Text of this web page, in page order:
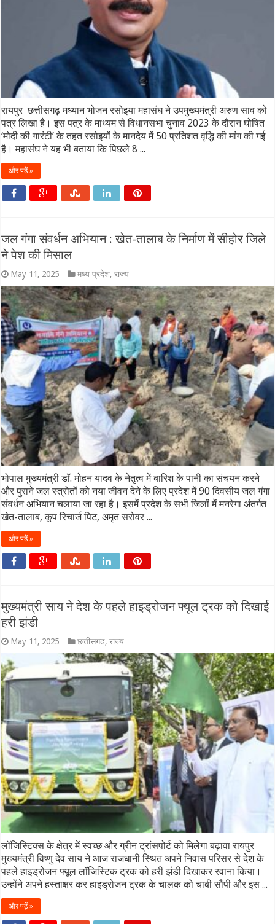
रायपुर छत्तीसगढ़ मध्यान भोजन रसोइया महासंघ ने उपमुख्यमंत्री अरुण साव को
पत्र लिखा है। इस पत्र के माध्यम से विधानसभा चुनाव 2023 के दौरान घोषित
‘मोदी की गारंटी’ के तहत रसोइयों के मानदेय में 50 प्रतिशत वृद्धि की मांग की गई
है। महासंघ ने यह भी बताया कि पिछले 8 ...
और पढ़ें »
जल गंगा संवर्धन अभियान : खेत-तालाब के निर्माण में सीहोर जिले
ने पेश की मिसाल
May 11, 2025 मध्य प्रदेश,राज्य
भोपाल मुख्यमंत्री डॉ. मोहन यादव के नेतृत्व में बारिश के पानी का संचयन करने
और पुराने जल स्त्रोतों को नया जीवन देने के लिए प्रदेश में 90 दिवसीय जल गंगा
संवर्धन अभियान चलाया जा रहा है। इसमें प्रदेश के सभी जिलों में मनरेगा अंतर्गत
खेत-तालाब, कूप रिचार्ज पिट, अमृत सरोवर ...
और पढ़ें »
मुख्यमंत्री साय ने देश के पहले हाइड्रोजन फ्यूल ट्रक को दिखाई
हरी झंडी
May 11, 2025 छत्तीसगढ,राज्य
लॉजिस्टिक्स के क्षेत्र में स्वच्छ और ग्रीन ट्रांसपोर्ट को मिलेगा बढ़ावा रायपुर
मुख्यमंत्री विष्णु देव साय ने आज राजधानी स्थित अपने निवास परिसर से देश के
पहले हाइड्रोजन फ्यूल लॉजिस्टिक ट्रक को हरी झंडी दिखाकर रवाना किया।
उन्होंने अपने हस्ताक्षर कर हाइड्रोजन ट्रक के चालक को चाबी सौंपी और इस ...
और पढ़ें »